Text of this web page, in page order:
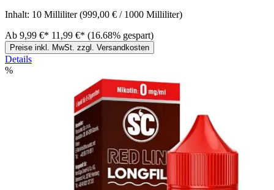
Inhalt: 10 Milliliter(999,00 € / 1000 Milliliter)
Ab 9,99 €* 11,99 €* (16.68% gespart)
Preise inkl. MwSt. zzgl. Versandkosten
Details
%